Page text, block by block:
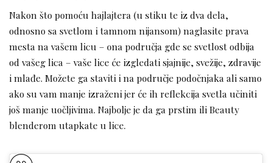
Nakon što pomoću hajlajtera (u stiku te iz dva dela,
odnosno sa svetlom i tamnom nijansom) naglasite prava
mesta na vašem licu – ona područja gde se svetlost odbija
od vašeg lica – vaše lice će izgledati sjajnije, svežije, zdravije
i mlađe. Možete ga staviti i na područje podočnjaka ali samo
ako su vam manje izraženi jer će ih reflekcija svetla učiniti
još manje uočljivima. Najbolje je da ga prstim ili Beauty
blenderom utapkate u lice.